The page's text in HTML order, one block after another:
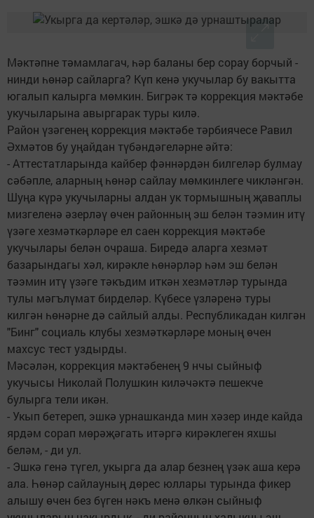
Мәктәпне тәмамлагач, һәр баланы бер сорау борчый -
нинди һөнәр сайларга? Күп кенә укучылар бу вакытта
югалып калырга мөмкин. Бигрәк тә коррекция мәктәбе
укучыларына авыргарак туры килә.
Район үзәгенең коррекция мәктәбе тәрбиячесе Равил
Әхмәтов бу уңайдан түбәндәгеләрне әйтә:
- Аттестатларында кайбер фәннәрдән билгеләр булмау
сәбәпле, аларның һөнәр сайлау мөмкинлеге чикләнгән.
Шуңа күрә укучыларны алдан ук тормышның җаваплы
мизгеленә әзерләү өчен районның эш белән тәэмин итү
үзәге хезмәткәрләре ел саен коррекция мәктәбе
укучылары белән очраша. Биредә аларга хезмәт
базарындагы хәл, кирәкле һөнәрләр һәм эш белән
тәэмин итү үзәге тәкъдим иткән хезмәтләр турында
тулы мәгълүмат бирделәр. Күбесе үзләренә туры
килгән һөнәрне дә сайлый алды. Республикадан килгән
"Бинг" социаль клубы хезмәткәрләре моның өчен
махсус тест уздырды.
Мәсәлән, коррекция мәктәбенең 9 нчы сыйныф
укучысы Николай Полушкин киләчәктә пешекче
булырга тели икән.
- Укып бетереп, эшкә урнашканда мин хәзер инде кайда
ярдәм сорап мөрәҗәгать итәргә кирәклеген яхшы
беләм, - ди ул.
- Эшкә генә түгел, укырга да алар безнең үзәк аша керә
ала. Һөнәр сайлауның дөрес юллары турында фикер
алышу өчен без бүген нәкъ менә өлкән сыйныф